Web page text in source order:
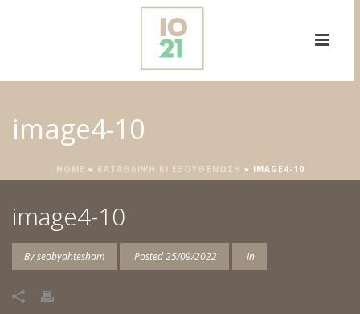
image4-10
HOME » ΚΑΤΆΘΛΙΨΗ ΚΙ ΕΞΟΥΘΈΝΩΣΗ » IMAGE4-10
image4-10
Byseobyahtesham Posted25/09/2022 In